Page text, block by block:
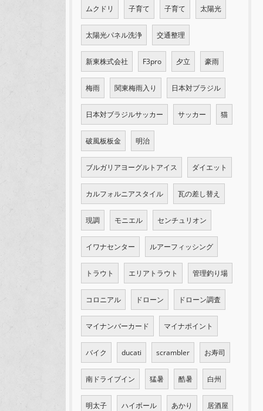
ムクドリ 子育て 子育て 太陽光
太陽光パネル洗浄 交通整理
新東株式会社 F3pro 夕立 豪雨
梅雨 関東梅雨入り 日本対ブラジル
日本対ブラジルサッカー サッカー 猫
破風板板金 明治
ブルガリアヨーグルトアイス ダイエット
カルフォルニアスタイル 瓦の差し替え
現調 モニエル センチュリオン
イワナセンター ルアーフィッシング
トラウト エリアトラウト 管理釣り場
コロニアル ドローン ドローン調査
マイナンバーカード マイナポイント
バイク ducati scrambler お寿司
南ドライブイン 猛暑 酷暑 白州
明太子 ハイボール あかり 居酒屋